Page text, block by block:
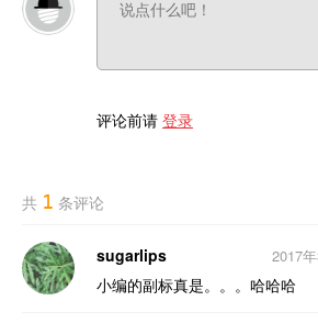
评论前请 登录
共 1 条评论
sugarlips
小编的副标真是。。。哈哈哈
2017